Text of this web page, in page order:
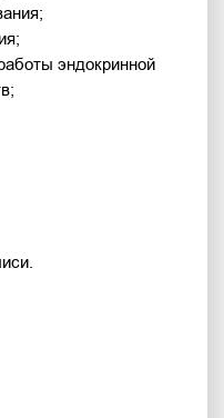
эндокринной